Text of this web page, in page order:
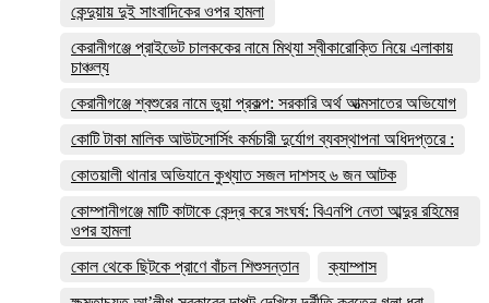
কেন্দুয়ায় দুই সাংবাদিকের ওপর হামলা
কেরানীগঞ্জে প্রাইভেট চালককের নামে মিথ্যা স্বীকারোক্তি নিয়ে এলাকায়
চাঞ্চল্য
কেরানীগঞ্জে শ্বশুরের নামে ভুয়া প্রকল্প: সরকারি অর্থ আত্মসাতের অভিযোগ
কোটি টাকা মালিক আউটসোর্সিং কর্মচারী দুর্যোগ ব্যবস্থাপনা অধিদপ্তরে :
কোতয়ালী থানার অভিযানে কুখ্যাত সজল দাশসহ ৬ জন আটক
কোম্পানীগঞ্জে মাটি কাটাকে কেন্দ্র করে সংঘর্ষ: বিএনপি নেতা আব্দুর রহিমের
ওপর হামলা
কোল থেকে ছিটকে প্রাণে বাঁচল শিশুসন্তান
ক্যাম্পাস